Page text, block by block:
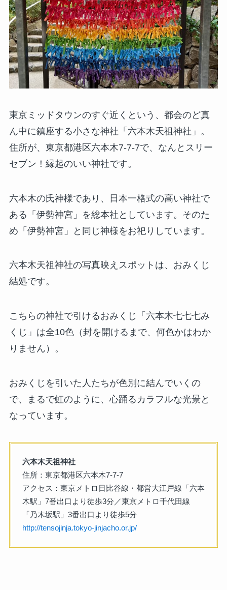
東京ミッドタウンのすぐ近くという、都会のど真
ん中に鎮座する小さな神社「六本木天祖神社」。
住所が、東京都港区六本木7-7-7で、なんとスリー
セブン！縁起のいい神社です。
六本木の氏神様であり、日本一格式の高い神社で
ある「伊勢神宮」を総本社としています。そのた
め「伊勢神宮」と同じ神様をお祀りしています。
六本木天祖神社の写真映えスポットは、おみくじ
結処です。
こちらの神社で引けるおみくじ「六本木七七七み
くじ」は全10色（封を開けるまで、何色かはわか
りません）。
おみくじを引いた人たちが色別に結んでいくの
で、まるで虹のように、心踊るカラフルな光景と
なっています。
六本木天祖神社
住所：東京都港区六本木7-7-7
アクセス：東京メトロ日比谷線・都営大江戸線「六本
木駅」7番出口より徒歩3分／東京メトロ千代田線
「乃木坂駅」3番出口より徒歩5分
http://tensojinja.tokyo-jinjacho.or.jp/